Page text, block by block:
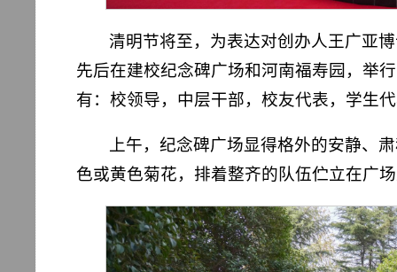
清明节将至，为表达对创办人王广亚
先后在建校纪念碑广场和河南福寿园，举
有：校领导，中层干部，校友代表，学生
上午，纪念碑广场显得格外的安静、
色或黄色菊花，排着整齐的队伍伫立在广